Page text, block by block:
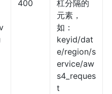
400
杠分隔的
元素，
如：
keyid/dat
e/region/s
ervice/aw
s4_reques
t